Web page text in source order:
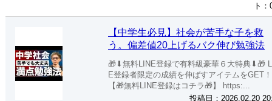
ト
【中学生必見】社会が苦手な子を救
う。偏差値20上げるバク伸び勉強法
🎁⬇︎無料LINE登録で有料級豪華６大特典⬇︎🎁
E登録者限定の成績を伸ばすアイテムをGET！
【🎁無料LINE登録はコチラ🎁】 https:...
投稿日：2026.02.20